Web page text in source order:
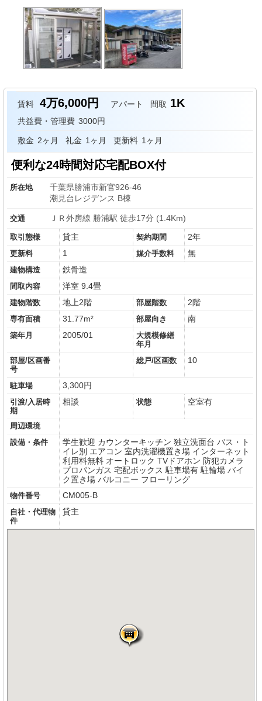
賃料 4万6,000円 アパート 間取 1K
共益費・管理費 3000円
敷金 2ヶ月 礼金 1ヶ月 更新料 1ヶ月
便利な24時間対応宅配BOX付
所在地
千葉県勝浦市新官926-46
潮見台レジデンス B棟
交通 ＪＲ外房線 勝浦駅 徒歩17分 (1.4Km)
取引態様 貸主 契約期間 2年
更新料 1 媒介手数料 無
建物構造 鉄骨造
間取内容 洋室 9.4畳
建物階数 地上2階 部屋階数 2階
専有面積 31.77m² 部屋向き 南
築年月 2005/01
大規模修繕
年月
部屋/区画番
号
総戸/区画数 10
駐車場 3,300円
引渡/入居時
期
相談 状態 空室有
周辺環境
設備・条件
学生歓迎 カウンターキッチン 独立洗面台 バス・ト
イレ別 エアコン 室内洗濯機置き場 インターネット
利用料無料 オートロック TVドアホン 防犯カメラ
プロパンガス 宅配ボックス 駐車場有 駐輪場 バイ
ク置き場 バルコニー フローリング
物件番号 CM005-B
自社・代理物
件
貸主